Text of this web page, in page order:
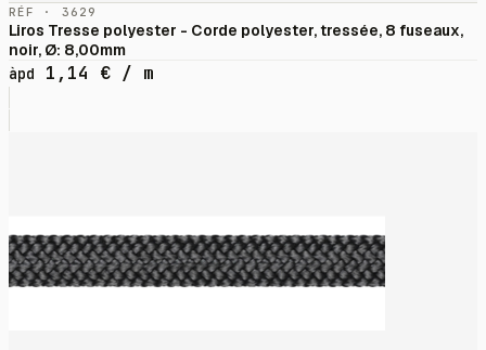
RÉF · 3629
Liros Tresse polyester - Corde polyester, tressée, 8 fuseaux,
noir, Ø: 8,00mm
àpd
1,14 € / m